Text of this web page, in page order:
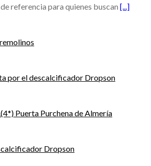
referencia para quienes buscan [...]
por el descalcificador Dropson
Puerta Purchena de Almería
Dropson